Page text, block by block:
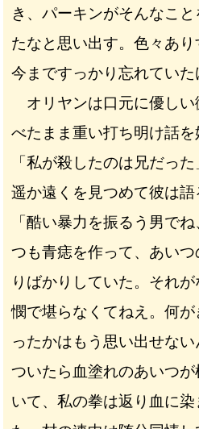
き、パーキンがそんなこ
たなと思い出す。色々あ
今まですっかり忘れてい
オリヤンは口元に優しい
べたまま重い打ち明け話
「私が殺したのは兄だっ
遥か遠くを見つめて彼は語
「酷い暴力を振るう男で
つも青痣を作って、あい
りばかりしていた。それ
憫で堪らなくてねえ。何
ったかはもう思い出せな
ついたら血塗れのあいつ
いて、私の拳は返り血に